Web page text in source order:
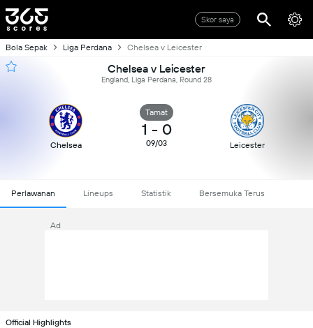
Skor saya
Bola Sepak Liga Perdana Chelsea v Leicester
Chelsea v Leicester
England, Liga Perdana, Round 28
Chelsea
Tamat
1 - 0
09/03 Leicester
Perlawanan Lineups Statistik Bersemuka Terus
Ad
Official Highlights